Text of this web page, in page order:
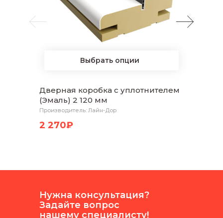
Выбрать опции
Дверная коробка с уплотнителем
(Эмаль) 2 120 мм
Производитель: Лайн-Дор
2 270₽
Нужна консультация?
Задайте вопрос
нашему специалисту!